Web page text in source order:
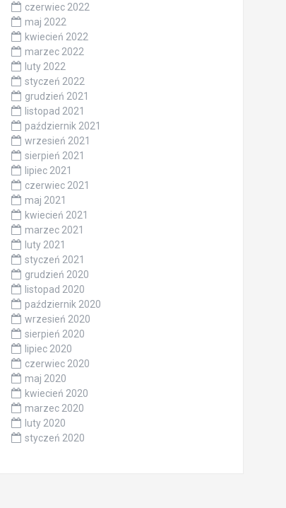
czerwiec 2022
maj 2022
kwiecień 2022
marzec 2022
luty 2022
styczeń 2022
grudzień 2021
listopad 2021
październik 2021
wrzesień 2021
sierpień 2021
lipiec 2021
czerwiec 2021
maj 2021
kwiecień 2021
marzec 2021
luty 2021
styczeń 2021
grudzień 2020
listopad 2020
październik 2020
wrzesień 2020
sierpień 2020
lipiec 2020
czerwiec 2020
maj 2020
kwiecień 2020
marzec 2020
luty 2020
styczeń 2020